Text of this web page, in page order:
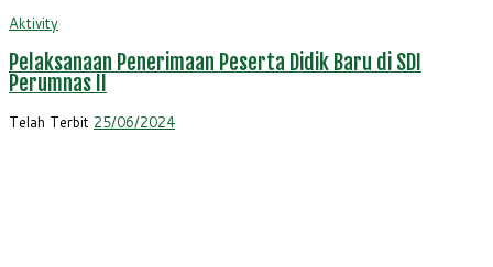
Aktivity
Pelaksanaan Penerimaan Peserta Didik Baru di SDI
Perumnas II
Telah Terbit 25/06/2024